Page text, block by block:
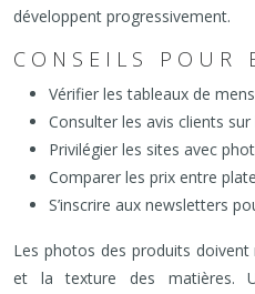
développent progressivement.
CONSEILS POUR
Vérifier les tableaux de
Consulter les avis clients
Privilégier les sites avec
Comparer les prix entre
S’inscrire aux newsletters
Les photos des produits
et la texture des matières.